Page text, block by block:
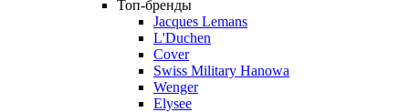
Топ-бренды
Jacques Lemans
L'Duchen
Cover
Swiss Military Hanowa
Wenger
Elysee